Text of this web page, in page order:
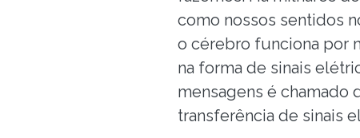
como nossos sentidos
o cérebro funciona por
na forma de sinais
mensagens é chamado
transferência de sinais